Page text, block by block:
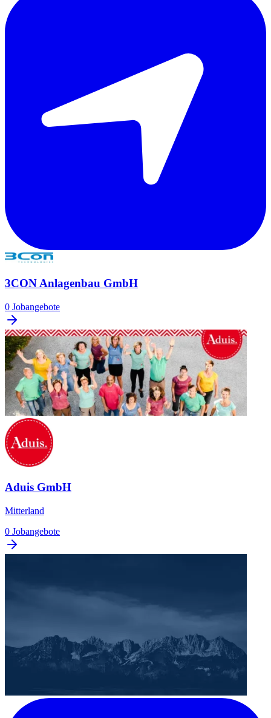
3CON Anlagenbau GmbH
0 Jobangebote
Aduis GmbH
Mitterland
0 Jobangebote